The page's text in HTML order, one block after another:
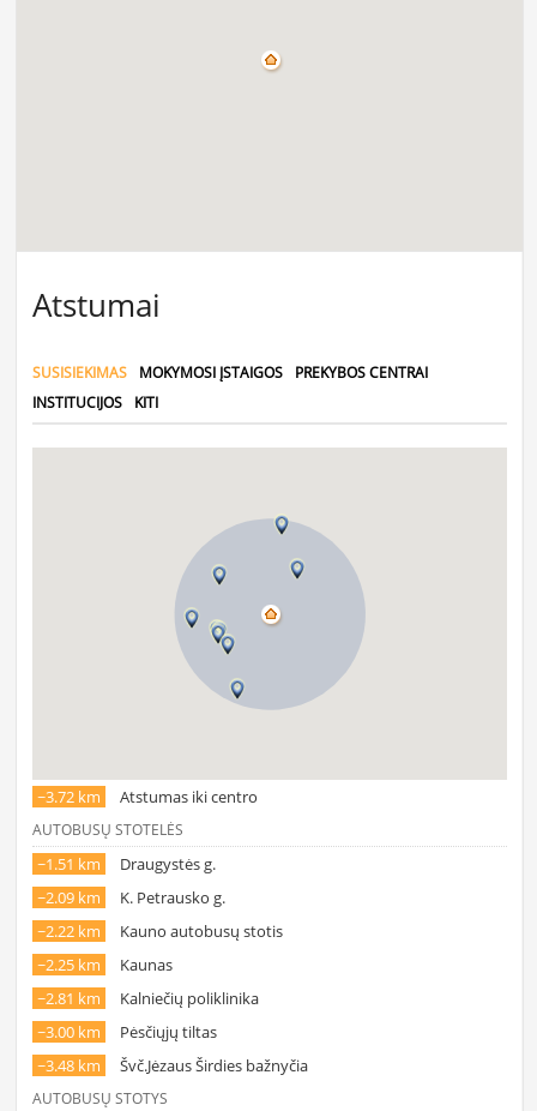
Atstumai
SUSISIEKIMAS MOKYMOSI ĮSTAIGOS
PREKYBOS CENTRAI
INSTITUCIJOS
KITI
~3.72 km Atstumas iki centro
AUTOBUSŲ STOTELĖS
~1.51 km
Draugystės g.
~2.09 km
K. Petrausko g.
~2.22 km
Kauno autobusų stotis
~2.25 km
Kaunas
~2.81 km
Kalniečių poliklinika
~3.00 km
Pėsčiųjų tiltas
~3.48 km
Švč.Jėzaus Širdies bažnyčia
AUTOBUSŲ STOTYS